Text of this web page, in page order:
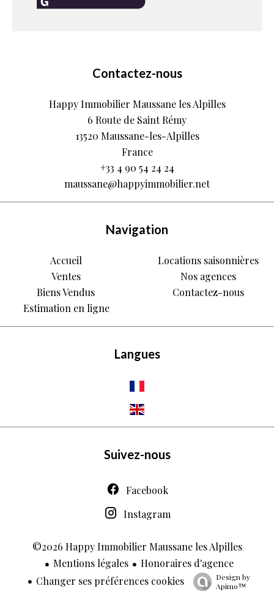
Contactez-nous
Happy Immobilier Maussane les Alpilles
6 Route de Saint Rémy
13520 Maussane-les-Alpilles
France
+33 4 90 54 24 24
maussane@happyimmobilier.net
Navigation
Accueil
Ventes
Biens Vendus
Estimation en ligne
Locations saisonnières
Nos agences
Contactez-nous
Langues
Suivez-nous
Facebook
Instagram
©2026 Happy Immobilier Maussane les Alpilles
Mentions légales
Honoraires d'agence
Changer ses préférences cookies
Design by
Apimo™